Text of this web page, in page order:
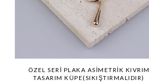
ÖZEL SERI PLAKA ASIMETRIK KIVRIM
TASARIM KÜPE(SIKIŞTIRMALIDIR)